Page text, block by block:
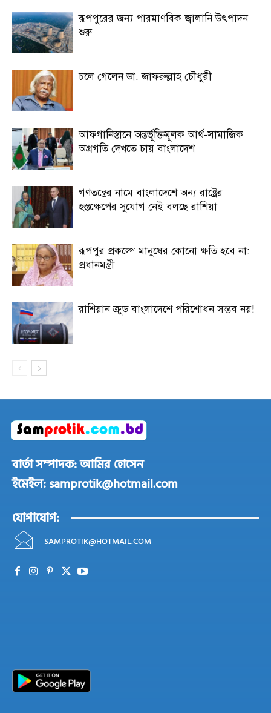
রূপপুরের জন্য পারমাণবিক জ্বালানি উৎপাদন
শুরু
চলে গেলেন ডা. জাফরুল্লাহ চৌধুরী
আফগানিস্তানে অন্তর্ভূক্তিমূলক আর্থ-সামাজিক
অগ্রগতি দেখতে চায় বাংলাদেশ
গণতন্ত্রের নামে বাংলাদেশে অন্য রাষ্ট্রের
হস্তক্ষেপের সুযোগ নেই বলছে রাশিয়া
রূপপুর প্রকল্পে মানুষের কোনো ক্ষতি হবে না:
প্রধানমন্ত্রী
রাশিয়ান ক্রুড বাংলাদেশে পরিশোধন সম্ভব নয়!
বার্তা সম্পাদক: আমির হোসেন
ইমেইল: samprotik@hotmail.com
যোগাযোগ:
SAMPROTIK@HOTMAIL.COM